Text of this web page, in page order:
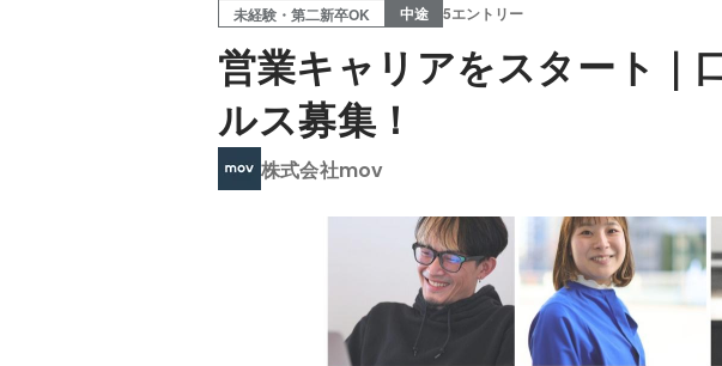
未経験・第二新卒OK 中途 5エントリー
営業キャリアをスタート｜
ルス募集！
株式会社mov